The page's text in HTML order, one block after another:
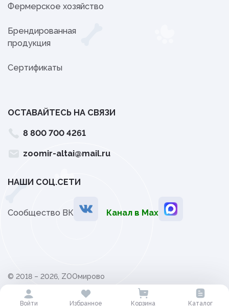
Войти Избранное Корзина Каталог
Фермерское хозяйство
Брендированная
продукция
Сертификаты
ОСТАВАЙТЕСЬ НА СВЯЗИ
8 800 700 4261
zoomir-altai@mail.ru
НАШИ СОЦ.СЕТИ
Сообщество ВК Канал в Мах
© 2018 – 2026, ZOOмирово
Политика обработки персональных данных